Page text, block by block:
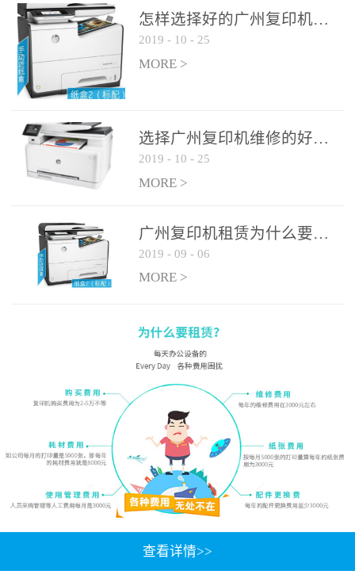
怎样选择好的广州复印机维修公司?
2019 - 10 - 25
MORE >
选择广州复印机维修的好处有哪些?
2019 - 10 - 25
MORE >
广州复印机租赁为什么要选大平台
2019 - 09 - 06
MORE >
查看详情>>